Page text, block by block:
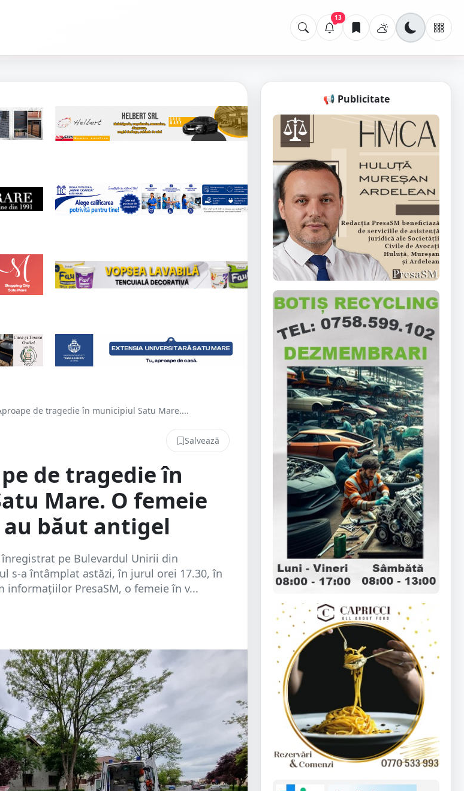
13
de tragedie în municipiul Satu Mare....
Salvează
de tragedie în
Mare. O femeie
băut antigel
pe Bulevardul Unirii din
s-a întâmplat astăzi, în jurul orei 17.30, în
informațiilor PresaSM, o femeie în v...
📢 Publicitate